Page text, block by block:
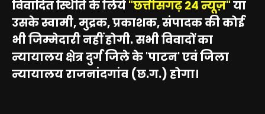
विवादित स्थिति के लिये"छत्तीसगढ़ 24 न्यूज़"या
उसके स्वामी, मुद्रक, प्रकाशक, संपादक की कोई
भी जिम्मेदारी नहीं होगी. सभी विवादों का
न्यायालय क्षेत्र दुर्ग जिले के 'पाटन' एवं जिला
न्यायालय राजनांदगांव (छ.ग.) होगा।